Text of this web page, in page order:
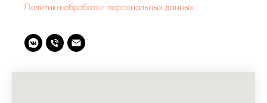
Политика обработки персональных данных